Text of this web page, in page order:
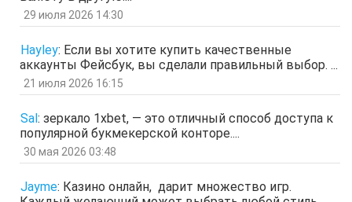
ащрд
отв. цит.
Гость
отв. цит.
Гость
ЗОл
отв. цит.
Гость 5 мар 2026, 12:20
оЭЬЧ
29 июля 2026 14:30
Hayley: Если вы хотите купить качественные
аккаунты Фейсбук, вы сделали правильный выбор. ...
21 июля 2026 16:15
Sal : зеркало 1xbet, — это отличный способ доступа к
популярной букмекерской конторе....
30 мая 2026 03:48
Jayme: Казино онлайн, дарит множество игр.